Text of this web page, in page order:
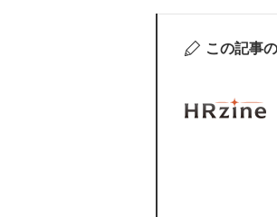
この記事